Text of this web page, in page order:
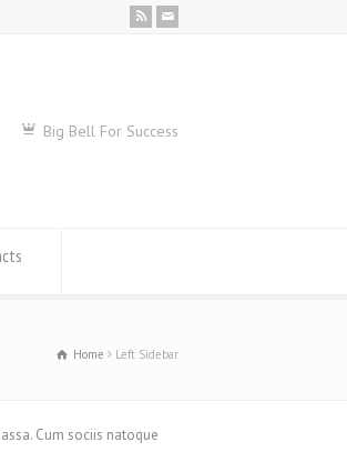
Big Bell For Success
Home Left Sidebar
Cum sociis natoque